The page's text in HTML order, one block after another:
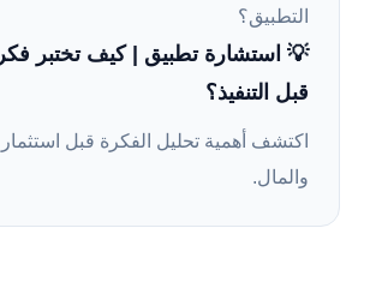
التطبيق؟
💡 استشارة تطبيق | كيف تختبر
قبل التنفيذ؟
اكتشف أهمية تحليل الفكرة قبل
والمال.